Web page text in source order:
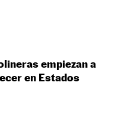
empiezan a
en Estados